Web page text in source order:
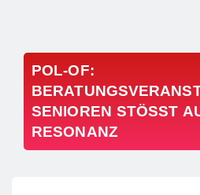
POL-OF:
SENIOREN STÖSST
ESONANZ